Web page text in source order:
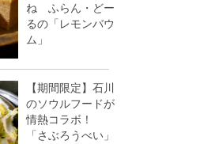
ね ふらん・どー
るの「レモンバウ
ム」
【期間限定】石川
のソウルフードが
情熱コラボ！
「さぶろうべい」